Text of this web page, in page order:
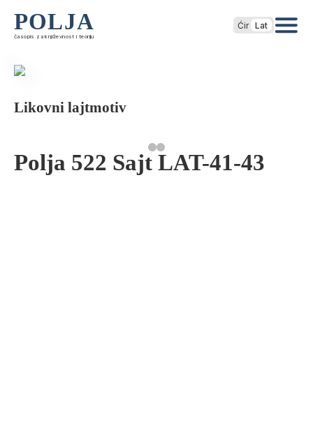
POLJA
časopis za književnost i teoriju
Ćir Lat
Likovni lajtmotiv
Polja 522 Sajt LAT-41-43